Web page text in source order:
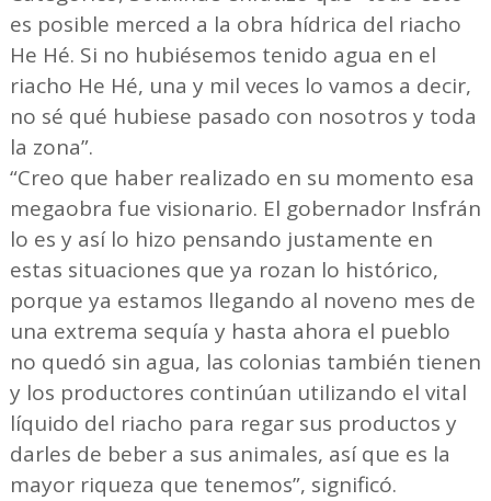
es posible merced a la obra hídrica del riacho
He Hé. Si no hubiésemos tenido agua en el
riacho He Hé, una y mil veces lo vamos a decir,
no sé qué hubiese pasado con nosotros y toda
la zona”.
“Creo que haber realizado en su momento esa
megaobra fue visionario. El gobernador Insfrán
lo es y así lo hizo pensando justamente en
estas situaciones que ya rozan lo histórico,
porque ya estamos llegando al noveno mes de
una extrema sequía y hasta ahora el pueblo
no quedó sin agua, las colonias también tienen
y los productores continúan utilizando el vital
líquido del riacho para regar sus productos y
darles de beber a sus animales, así que es la
mayor riqueza que tenemos”, significó.